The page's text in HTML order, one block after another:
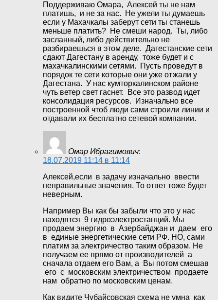
Поддерживаю Омара, Алексей ты не нам
платишь, и не за нас. Не ужели ты думаешь
если у Махачкалы заберут сети ты станешь
меньше платить? Не смеши народ. Ты, либо
засланный, либо действительно не
разбираешься в этом деле. Дагестанские сети
сдают Дагестану в аренду, тоже будет и с
махачкалинскими сетями. Пусть проведут в
порядок те сети которые они уже отжали у
Дагестана. У нас кумторкалинском районе
чуть ветер свет гаснет. Все это развод идет
консолидация ресурсов. Изначально все
построенной чтоб люди сами строили линии и
отдавали их бесплатно сетевой компании.
Омар Ибрагимович:
18.07.2019 11:14 в 11:14
Алексей,если в задачу изначально ввести
неправильные значения. То ответ тоже будет
неверным.
Например Вы как бы забыли что это у нас
находятся 9 гидроэлектростанций. Мы
продаем энергию в Азербайджан и даем его
в единые энергетические сети РФ. НО, сами
платим за электричество таким образом. Не
получаем ее прямо от производителей а
сначала отдаем его Вам, а Вы потом смешав
его с московским электричеством продаете
нам обратно по московским ценам.
Как видите Чубайсовская схема не умна как